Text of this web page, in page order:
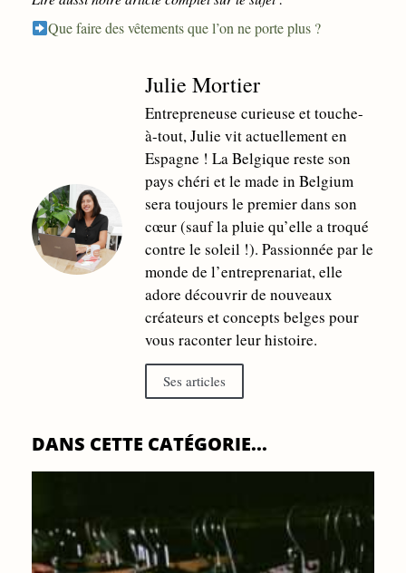
Que faire des vêtements que l’on ne porte plus ?
Julie Mortier
Entrepreneuse curieuse et touche-
à-tout, Julie vit actuellement en
Espagne ! La Belgique reste son
pays chéri et le made in Belgium
sera toujours le premier dans son
cœur (sauf la pluie qu’elle a troqué
contre le soleil !). Passionnée par le
monde de l’entreprenariat, elle
adore découvrir de nouveaux
créateurs et concepts belges pour
vous raconter leur histoire.
Ses articles
DANS CETTE CATÉGORIE...